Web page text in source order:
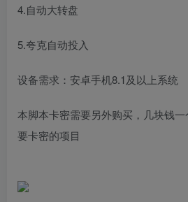
4.自动大转盘
5.夸克自动投入
设备需求：安卓手机8.1及以上系统
本脚本卡密需要另外购买，几块钱
要卡密的项目